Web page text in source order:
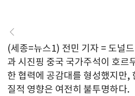
(세종=뉴스1) 전민 기자 = 도널
과 시진핑 중국 국가주석이 호르
한 협력에 공감대를 형성했지만,
질적 영향은 여전히 불투명하다.